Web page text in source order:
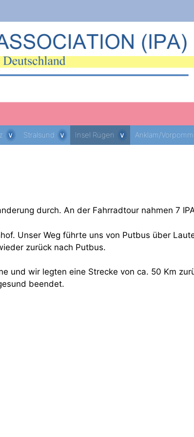
Stralsund Insel Rügen Anklam/
durch. An der Fahrradtour nahmen 7
Unser Weg führte uns von Putbus über
zurück nach Putbus.
und wir legten eine Strecke von ca. 50 Km
beendet.